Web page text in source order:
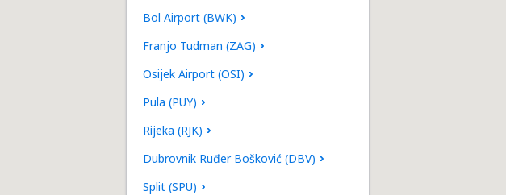
Bol Airport (BWK)
Franjo Tudman (ZAG)
Osijek Airport (OSI)
Pula (PUY)
Rijeka (RJK)
Dubrovnik Ruđer Bošković (DBV)
Split (SPU)